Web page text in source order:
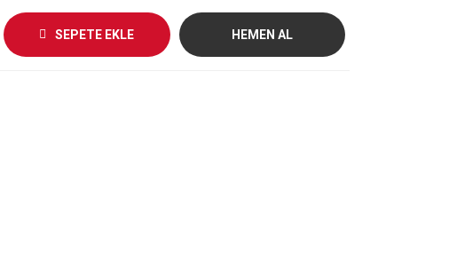
SEPETE EKLE HEMEN AL